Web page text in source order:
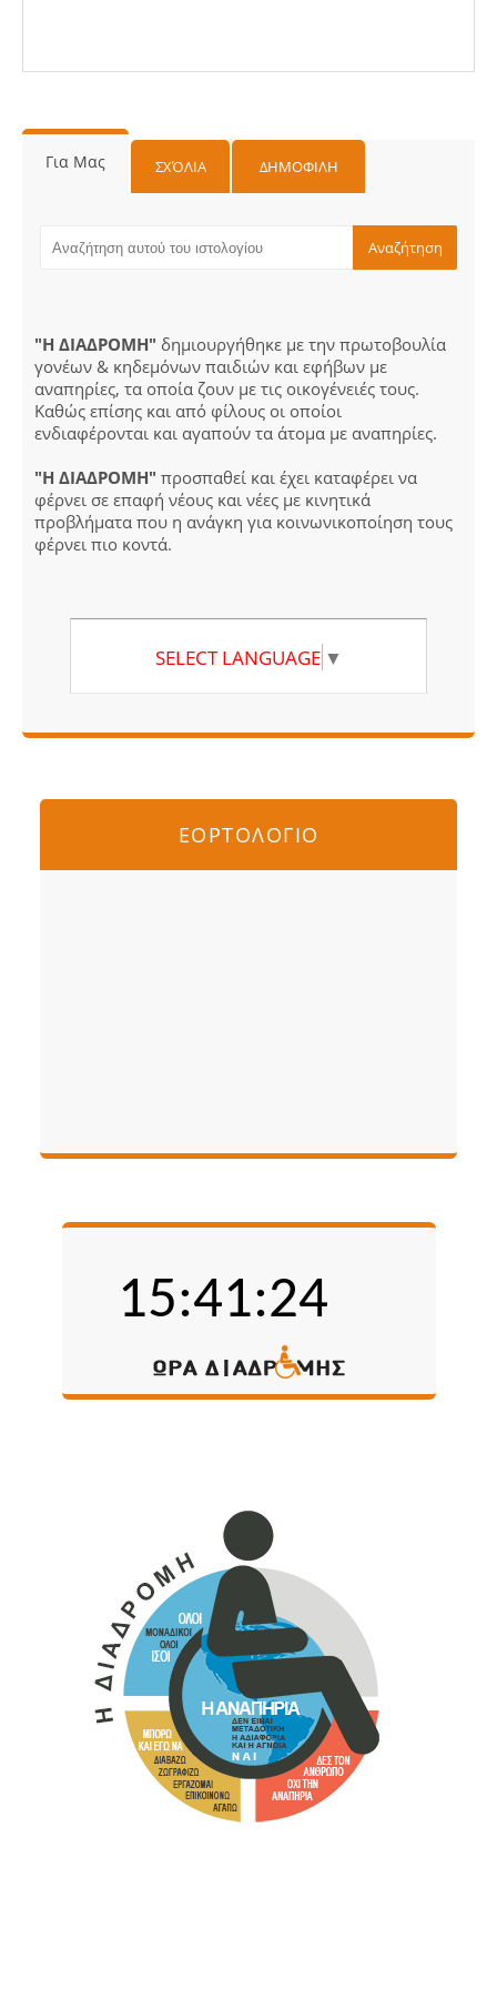
Για Μας ΣΧΌΛΙΑ ΔΗΜΟΦΙΛΗ
"Η ΔΙΑΔΡΟΜΗ" δημιουργήθηκε με την πρωτοβουλία
γονέων & κηδεμόνων παιδιών και εφήβων με
αναπηρίες, τα οποία ζουν με τις οικογένειές τους.
Καθώς επίσης και από φίλους οι οποίοι
ενδιαφέρονται και αγαπούν τα άτομα με αναπηρίες.
"Η ΔΙΑΔΡΟΜΗ" προσπαθεί και έχει καταφέρει να
φέρνει σε επαφή νέους και νέες με κινητικά
προβλήματα που η ανάγκη για κοινωνικοποίηση τους
φέρνει πιο κοντά.
SELECT LANGUAGE ▼
ΕΟΡΤΟΛΟΓΙΟ